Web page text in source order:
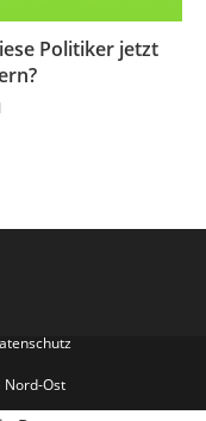
Politiker jetzt
Ost